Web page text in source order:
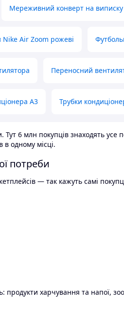
Мереживний конверт на виписку
Nike Air Zoom рожеві
Переносний
А3 Трубки
6 млн покупців знаходять усе
в одному місці.
потреби
— так кажуть самі
харчування та напої,